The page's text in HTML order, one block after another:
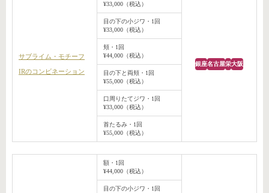
サブライム・モチーフ
IRのコンビネーション
¥33,000（税込）
銀座名古屋栄大阪
目の下の小ジワ・1回
¥33,000（税込）
頬・1回
¥44,000（税込）
目の下と両頬・1回
¥55,000（税込）
口周りたてジワ・1回
¥33,000（税込）
首たるみ・1回
¥55,000（税込）
額・1回
¥44,000（税込）
目の下の小ジワ・1回